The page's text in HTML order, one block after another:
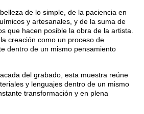
de lo simple, de la paciencia en
y artesanales, y de la suma de
que hacen posible la obra de la artista.
creación como un proceso de
dentro de un mismo pensamiento
del grabado, esta muestra reúne
y lenguajes dentro de un mismo
transformación y en plena